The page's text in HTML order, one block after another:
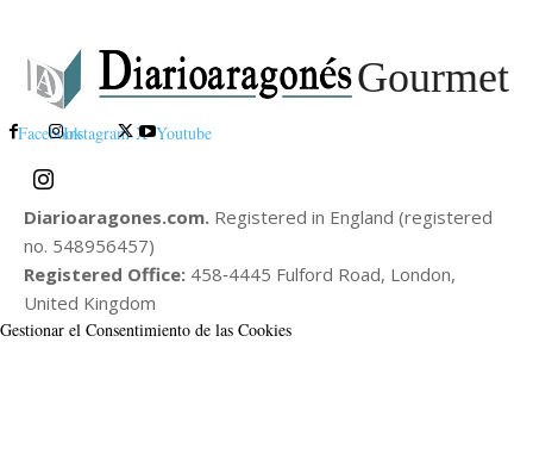
Gourmet
FacebookInstagram X Youtube
Diarioaragones.com. Registered in England (registered
no. 548956457)
Registered Office: 458‑4445 Fulford Road, London,
United Kingdom
Gestionar el Consentimiento de las Cookies